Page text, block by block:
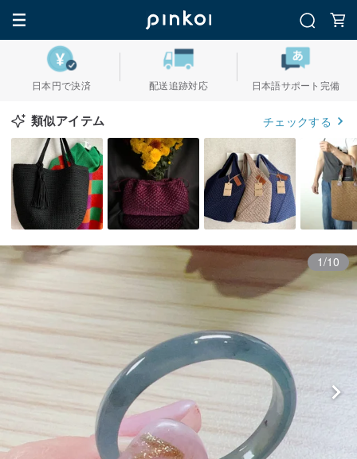
日本円で決済 配送追跡対応 日本語サポート完備
類似アイテム チェックする
1/10